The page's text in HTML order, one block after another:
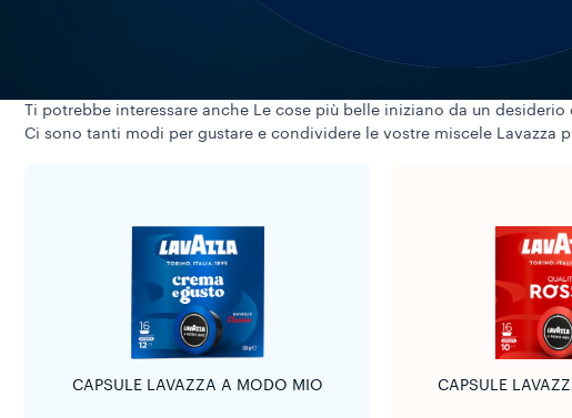
Ti potrebbe interessare anche Le cose più belle iniziano da un desiderio
Ci sono tanti modi per gustare e condividere le vostre miscele
CAPSULE LAVAZZA A MODO MIO CAPSULE